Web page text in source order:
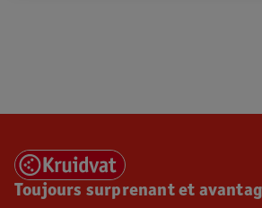
Toujours surprenant et